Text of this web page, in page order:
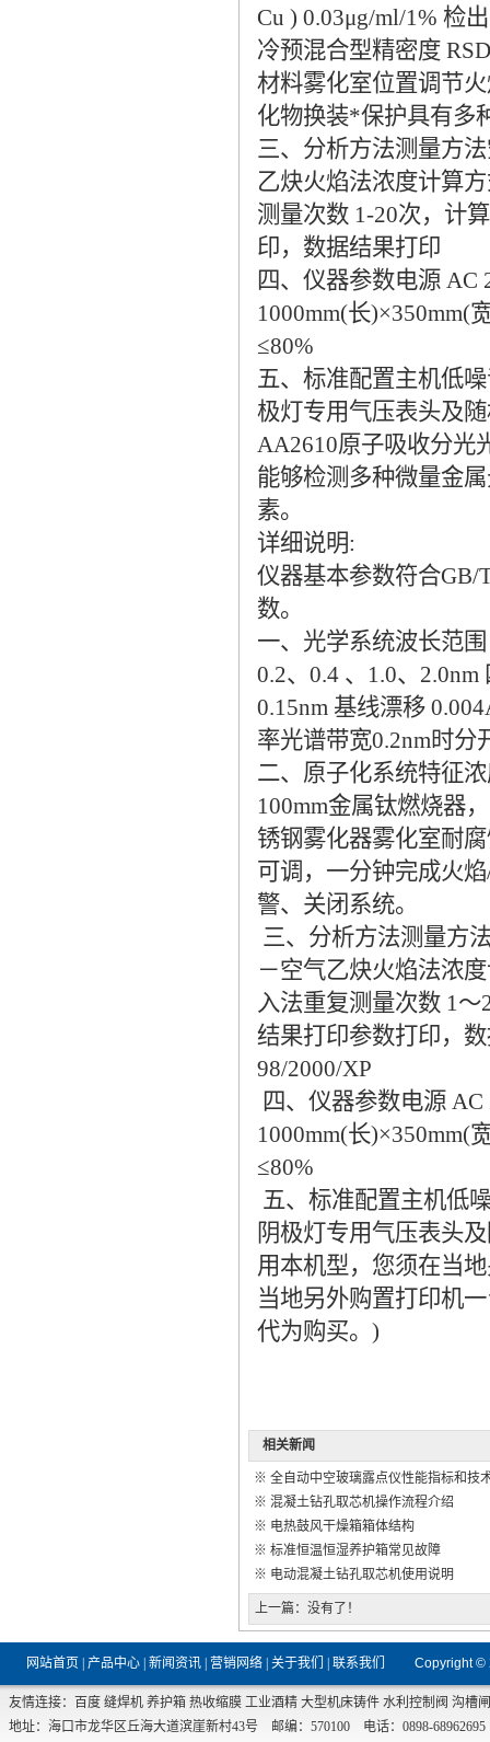
Cu ) 0.03μg/ml/1% 检
冷预混合型精密度
材料雾化室位置调节
化物换装*保护具有多
三、分析方法测量方
乙炔火焰法浓度计算
测量次数 1-20次，计
印，数据结果打印
四、仪器参数电源 AC
1000mm(长)×350mm(
≤80%
五、标准配置主机低
极灯专用气压表头及
AA2610原子吸收分光
能够检测多种微量金
素。
详细说明:
仪器基本参数符合GB/
数。
一、光学系统波长范
0.2、0.4 、1.0、
0.15nm 基线漂移
率光谱带宽0.2nm时分
二、原子化系统特征
100mm金属钛燃烧器
锈钢雾化器雾化室耐
可调，一分钟完成火
警、关闭系统。
三、分析方法测量方
－空气乙炔火焰法浓
入法重复测量次数 1
结果打印参数打印，
98/2000/XP
四、仪器参数电源
1000mm(长)×350mm(
≤80%
五、标准配置主机低
阴极灯专用气压表头
用本机型，您须在当
当地另外购置打印机
代为购买。)
相关新闻
※ 全自动中空玻璃露点仪性能指标和技
※ 混凝土钻孔取芯机操作流程介绍
※ 电热鼓风干燥箱箱体结构
※ 标准恒温恒湿养护箱常见故障
※ 电动混凝土钻孔取芯机使用说明
上一篇：没有了！
网站首页 产品中心 新闻资讯 营销网络 关于我们 联系我们 Copyright
友情连接： 百度 缝焊机 养护箱 热收缩膜 工业酒精 大型机床铸件 水利控制阀 沟槽
地址：海口市龙华区丘海大道滨崖新村43号 邮编：570100 电话：0898-